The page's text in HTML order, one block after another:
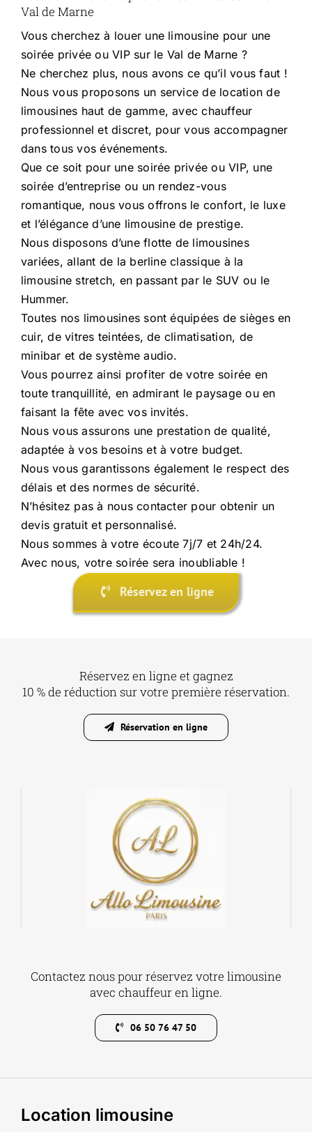
Val de Marne
Vous cherchez à louer une limousine pour une
soirée privée ou VIP sur le Val de Marne ?
Ne cherchez plus, nous avons ce qu’il vous faut !
Nous vous proposons un service de location de
limousines haut de gamme, avec chauffeur
professionnel et discret, pour vous accompagner
dans tous vos événements.
Que ce soit pour une soirée privée ou VIP, une
soirée d’entreprise ou un rendez-vous
romantique, nous vous offrons le confort, le luxe
et l’élégance d’une limousine de prestige.
Nous disposons d’une flotte de limousines
variées, allant de la berline classique à la
limousine stretch, en passant par le SUV ou le
Hummer.
Toutes nos limousines sont équipées de sièges en
cuir, de vitres teintées, de climatisation, de
minibar et de système audio.
Vous pourrez ainsi profiter de votre soirée en
toute tranquillité, en admirant le paysage ou en
faisant la fête avec vos invités.
Nous vous assurons une prestation de qualité,
adaptée à vos besoins et à votre budget.
Nous vous garantissons également le respect des
délais et des normes de sécurité.
N’hésitez pas à nous contacter pour obtenir un
devis gratuit et personnalisé.
Nous sommes à votre écoute 7j/7 et 24h/24.
Avec nous, votre soirée sera inoubliable !
Réservez en ligne
Réservez en ligne et gagnez
10 % de réduction sur votre première réservation.
Réservation en ligne
Contactez nous pour réservez votre limousine
avec chauffeur en ligne.
06 50 76 47 50
Location limousine